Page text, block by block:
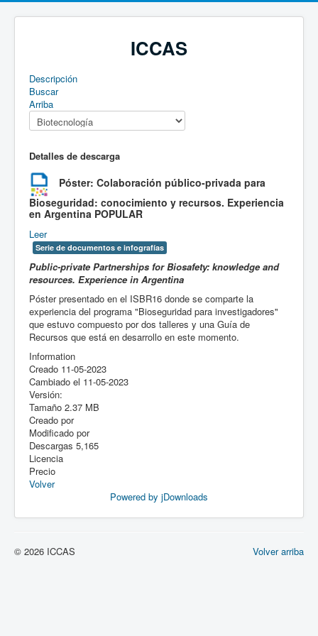
ICCAS
Descripción
Buscar
Arriba
Detalles de descarga
Póster: Colaboración público-privada para
Bioseguridad: conocimiento y recursos. Experiencia
en Argentina POPULAR
Leer
Serie de documentos e infografías
Public-private Partnerships for Biosafety: knowledge and
resources. Experience in Argentina
Póster presentado en el ISBR16 donde se comparte la
experiencia del programa "Bioseguridad para investigadores"
que estuvo compuesto por dos talleres y una Guía de
Recursos que está en desarrollo en este momento.
Information
Creado 11-05-2023
Cambiado el 11-05-2023
Versión:
Tamaño 2.37 MB
Creado por
Modificado por
Descargas 5,165
Licencia
Precio
Volver
Powered by jDownloads
Volver arriba
© 2026 ICCAS